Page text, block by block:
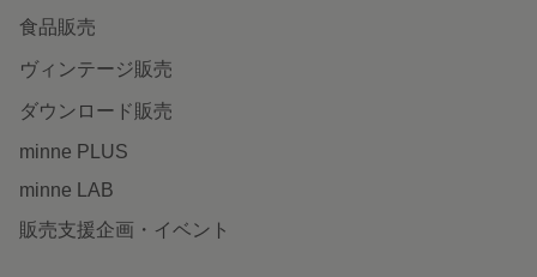
食品販売
ヴィンテージ販売
ダウンロード販売
minne PLUS
minne LAB
販売支援企画・イベント